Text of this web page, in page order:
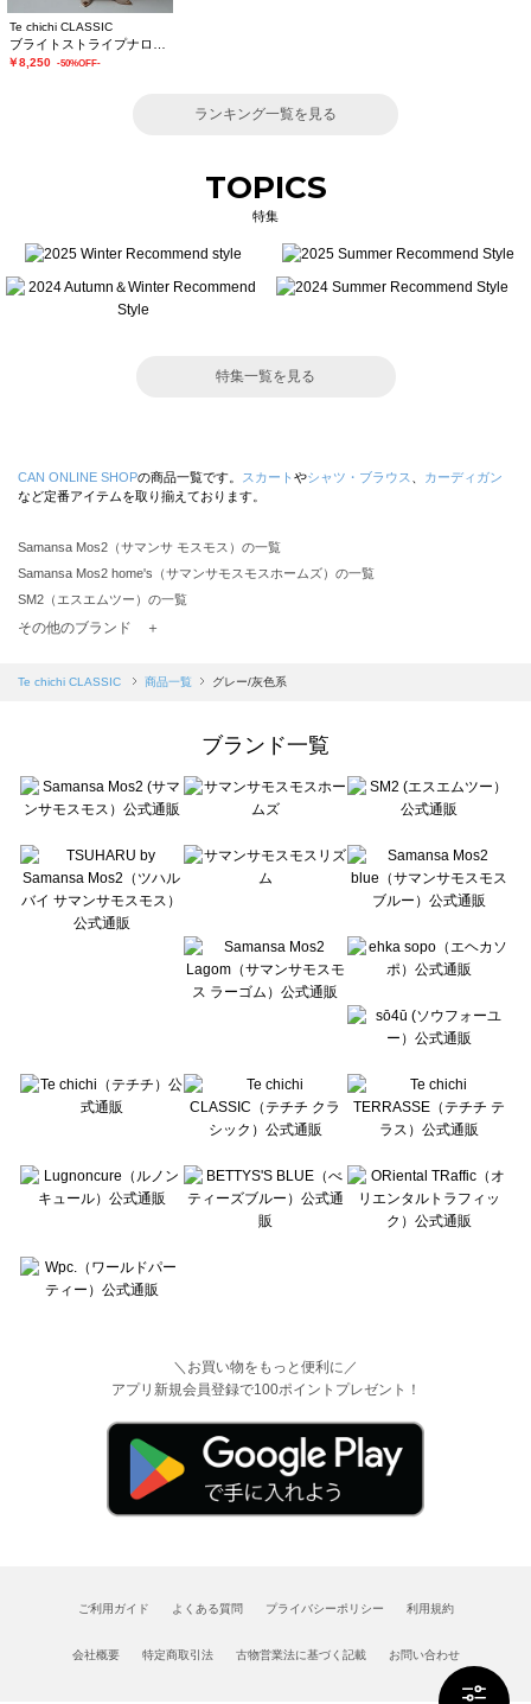
Te chichi CLASSIC
￥8,250 -50%OFF-
ランキング一覧を見る
TOPICS
特集
特集一覧を見る
CAN ONLINE SHOPの商品一覧です。 スカート やシャツ・ブラウス
カーディガン
など定番アイテムを取り揃えております。
Samansa Mos2（サマンサ モスモス）の一覧
Samansa Mos2 home's（サマンサモスモスホームズ）の一覧
SM2（エスエムツー）の一覧
TSUHARU by Samansa Mos2（ツハルバイサマンサモスモス）の一覧
Samansa Mos2 blue（サマンサモスモス ブルー）の一覧
Te chichi（テチチ）の一覧
Te chichi CLASSIC（テチチ クラシック）の一覧
Lugnoncure（ルノンキュール）の一覧
BETTY'S BLUE（べティーズブルー）の一覧
Wpc.（ワールドパーティー）の一覧
その他のブランド ＋
Te chichi CLASSIC 商品一覧 グレー/灰色系
ブランド一覧
＼お買い物をもっと便利に／
アプリ新規会員登録で100ポイントプレゼント！
ご利用ガイド よくある質問 プライバシーポリシー 利用規約
会社概要 特定商取引法 古物営業法に基づく記載 お問い合わせ